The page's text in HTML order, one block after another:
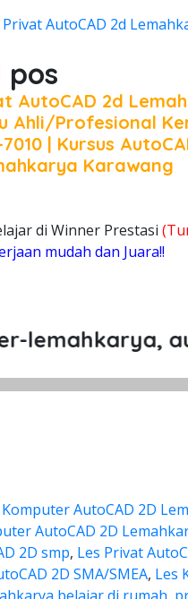
Privat AutoCAD 2d
pos
AutoCAD 2d
Ahli/Profesional
7010 | Kursus
Karawang
di Winner Prestasi
mudah dan Juara!!
AutoCAD 2D
AutoCAD 2D
2D smp, Les Privat
2D SMA/SMEA, Les
belajar di rumah